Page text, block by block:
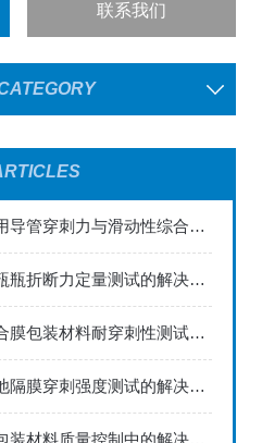
联系我们
穿刺力测试仪用于医用导管穿刺力与滑动性综合测试的解决方案
穿刺力测试仪用于安瓿瓶折断力定量测试的解决方案
穿刺力测试仪用于复合膜包装材料耐穿刺性测试的解决方案
穿刺力测试仪用于电池隔膜穿刺强度测试的解决方案